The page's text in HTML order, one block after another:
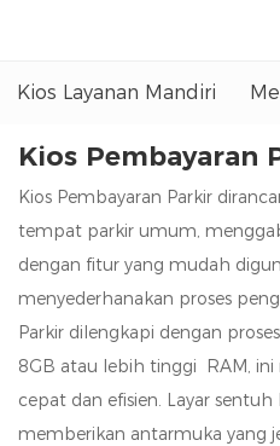
Kios Layanan Mandiri
Kios Pembayaran
Kios Pembayaran Parkir
tempat parkir umum,
dengan fitur yang mudah
menyederhanakan proses
Parkir dilengkapi dengan
8GB atau lebih tinggi RAM, ini
cepat dan efisien. Layar
memberikan antarmuka yang